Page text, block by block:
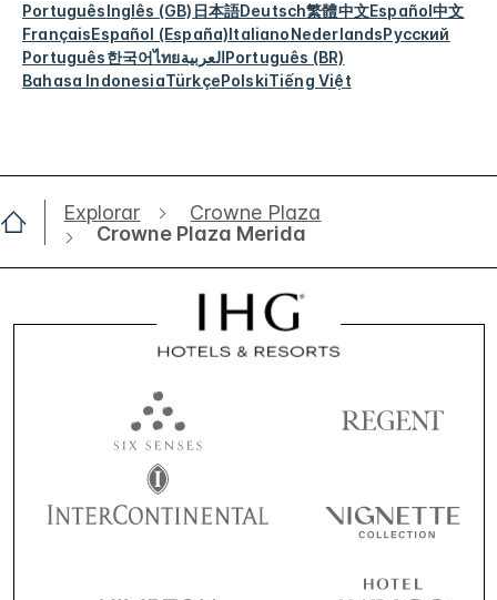
Português Inglês (GB) 日本語Deutsch繁體中文Español中文
FrançaisEspañol (España) Italiano NederlandsРусский
Português한국어ไทยالعربية Português (BR)
Bahasa IndonesiaTürkçePolskiTiếng Việt
Explorar
Crowne Plaza
Crowne Plaza Merida